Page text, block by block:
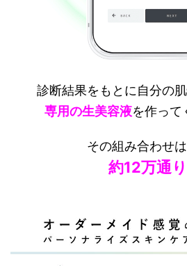
診断結果をもとに自分の
専用の生美容液を作って
その組み合わせ
約12万通り